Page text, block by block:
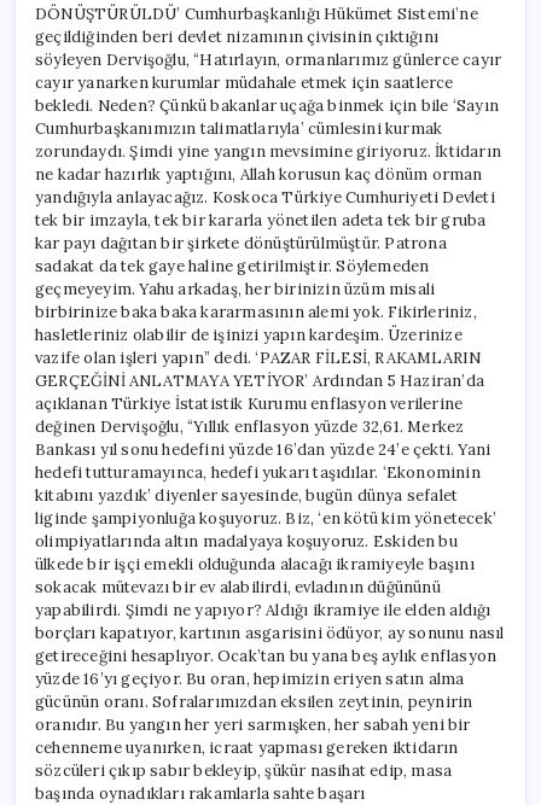
DÖNÜŞTÜRÜLDÜ’ Cumhurbaşkanlığı Hükümet Sistemi’ne
geçildiğinden beri devlet nizamının çivisinin çıktığını
söyleyen Dervişoğlu, “Hatırlayın, ormanlarımız günlerce cayır
cayır yanarken kurumlar müdahale etmek için saatlerce
bekledi. Neden? Çünkü bakanlar uçağa binmek için bile ‘Sayın
Cumhurbaşkanımızın talimatlarıyla’ cümlesini kurmak
zorundaydı. Şimdi yine yangın mevsimine giriyoruz. İktidarın
ne kadar hazırlık yaptığını, Allah korusun kaç dönüm orman
yandığıyla anlayacağız. Koskoca Türkiye Cumhuriyeti Devleti
tek bir imzayla, tek bir kararla yönetilen adeta tek bir gruba
kar payı dağıtan bir şirkete dönüştürülmüştür. Patrona
sadakat da tek gaye haline getirilmiştir. Söylemeden
geçmeyeyim. Yahu arkadaş, her birinizin üzüm misali
birbirinize baka baka kararmasının alemi yok. Fikirleriniz,
hasletleriniz olabilir de işinizi yapın kardeşim. Üzerinize
vazife olan işleri yapın” dedi. ‘PAZAR FİLESİ, RAKAMLARIN
GERÇEĞİNİ ANLATMAYA YETİYOR’ Ardından 5 Haziran’da
açıklanan Türkiye İstatistik Kurumu enflasyon verilerine
değinen Dervişoğlu, “Yıllık enflasyon yüzde 32,61. Merkez
Bankası yıl sonu hedefini yüzde 16’dan yüzde 24’e çekti. Yani
hedefi tutturamayınca, hedefi yukarı taşıdılar. ‘Ekonominin
kitabını yazdık’ diyenler sayesinde, bugün dünya sefalet
liginde şampiyonluğa koşuyoruz. Biz, ‘en kötü kim yönetecek’
olimpiyatlarında altın madalyaya koşuyoruz. Eskiden bu
ülkede bir işçi emekli olduğunda alacağı ikramiyeyle başını
sokacak mütevazı bir ev alabilirdi, evladının düğününü
yapabilirdi. Şimdi ne yapıyor? Aldığı ikramiye ile elden aldığı
borçları kapatıyor, kartının asgarisini ödüyor, ay sonunu nasıl
getireceğini hesaplıyor. Ocak’tan bu yana beş aylık enflasyon
yüzde 16’yı geçiyor. Bu oran, hepimizin eriyen satın alma
gücünün oranı. Sofralarımızdan eksilen zeytinin, peynirin
oranıdır. Bu yangın her yeri sarmışken, her sabah yeni bir
cehenneme uyanırken, icraat yapması gereken iktidarın
sözcüleri çıkıp sabır bekleyip, şükür nasihat edip, masa
başında oynadıkları rakamlarla sahte başarı